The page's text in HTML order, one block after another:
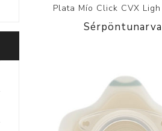
Plata Mío Click CVX